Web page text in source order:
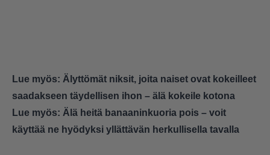
Lue myös: Älyttömät niksit, joita naiset ovat kokeilleet
saadakseen täydellisen ihon – älä kokeile kotona
Lue myös: Älä heitä banaaninkuoria pois – voit
käyttää ne hyödyksi yllättävän herkullisella tavalla